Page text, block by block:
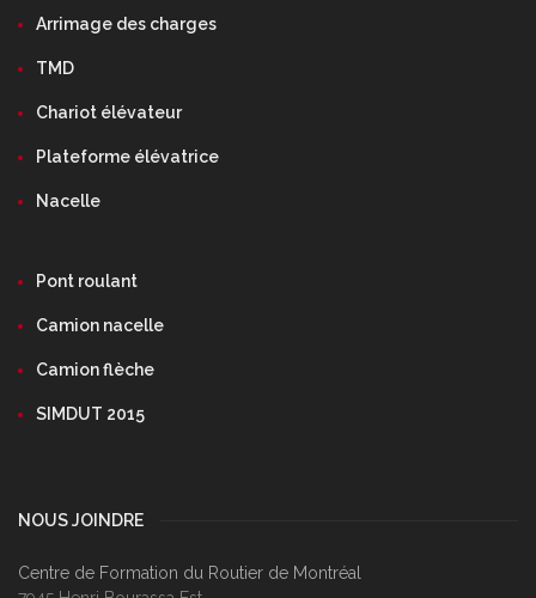
Arrimage des charges
TMD
Chariot élévateur
Plateforme élévatrice
Nacelle
Pont roulant
Camion nacelle
Camion flèche
SIMDUT 2015
NOUS JOINDRE
Centre de Formation du Routier de Montréal